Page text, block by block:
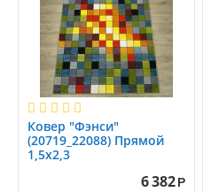
Ковер "Фэнси"
(20719_22088) Прямой
1,5х2,3
6 382 Р